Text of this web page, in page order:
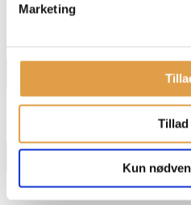
Marketing
Tillad
Kun
" indikerer påkrævede felter